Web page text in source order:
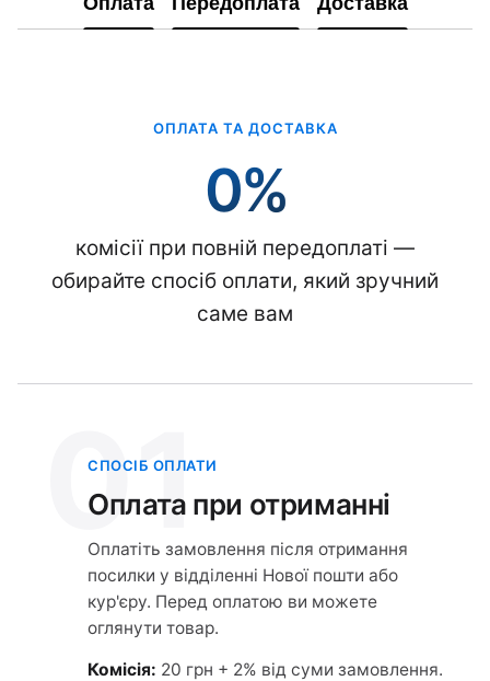
ОПЛАТА ТА ДОСТАВКА
0%
комісії при повній передоплаті —
обирайте спосіб оплати, який зручний
саме вам
01
СПОСІБ ОПЛАТИ
Оплата при отриманні
Оплатіть замовлення після отримання
посилки у відділенні Нової пошти або
кур'єру. Перед оплатою ви можете
оглянути товар.
Комісія: 20 грн + 2% від суми замовлення.